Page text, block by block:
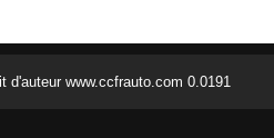
d'auteur www.ccfrauto.com 0.0191